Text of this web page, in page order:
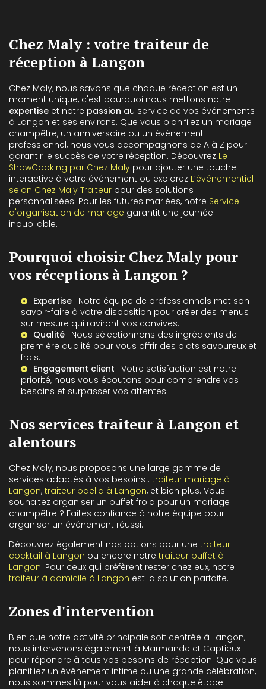
Chez Maly : votre traiteur de
réception à Langon
Chez Maly, nous savons que chaque réception est un
moment unique, c'est pourquoi nous mettons notre
expertise et notre passion au service de vos événements
à Langon et ses environs. Que vous planifiiez un mariage
champêtre, un anniversaire ou un événement
professionnel, nous vous accompagnons de A à Z pour
garantir le succès de votre réception. Découvrez Le
ShowCooking par Chez Maly pour ajouter une touche
interactive à votre événement ou explorez L’événementiel
selon Chez Maly Traiteur pour des solutions
personnalisées. Pour les futures mariées, notre Service
d'organisation de mariage garantit une journée
inoubliable.
Pourquoi choisir Chez Maly pour
vos réceptions à Langon ?
Expertise : Notre équipe de professionnels met son
savoir-faire à votre disposition pour créer des menus
sur mesure qui raviront vos convives.
Qualité : Nous sélectionnons des ingrédients de
première qualité pour vous offrir des plats savoureux et
frais.
Engagement client : Votre satisfaction est notre
priorité, nous vous écoutons pour comprendre vos
besoins et surpasser vos attentes.
Nos services traiteur à Langon et
alentours
Chez Maly, nous proposons une large gamme de
services adaptés à vos besoins : traiteur mariage à
Langon, traiteur paella à Langon, et bien plus. Vous
souhaitez organiser un buffet froid pour un mariage
champêtre ? Faites confiance à notre équipe pour
organiser un événement réussi.
Découvrez également nos options pour une traiteur
cocktail à Langon ou encore notre traiteur buffet à
Langon. Pour ceux qui préfèrent rester chez eux, notre
traiteur à domicile à Langon est la solution parfaite.
Zones d'intervention
Bien que notre activité principale soit centrée à Langon,
nous intervenons également à Marmande et Captieux
pour répondre à tous vos besoins de réception. Que vous
planifiiez un événement intime ou une grande célébration,
nous sommes là pour vous aider à chaque étape.